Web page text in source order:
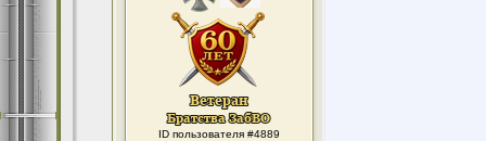
ID пользователя #4889